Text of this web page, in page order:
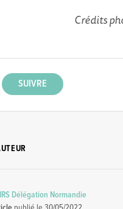
Crédits
Délégation Normandie